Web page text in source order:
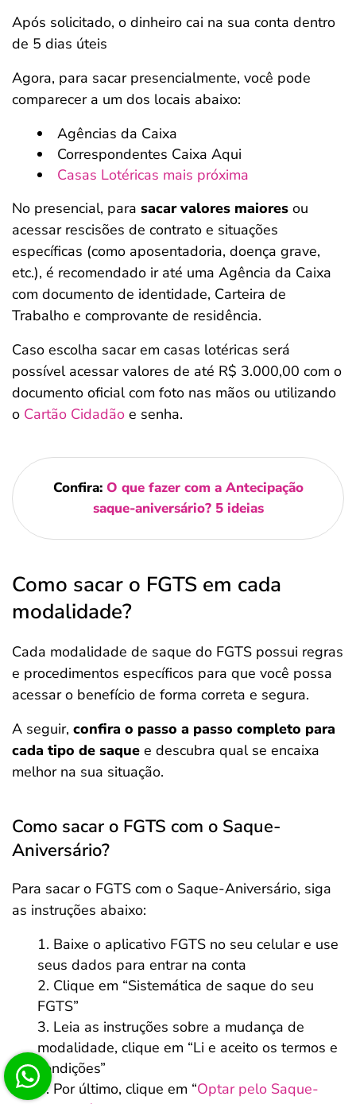
Após solicitado, o dinheiro cai na sua conta dentro
de 5 dias úteis
Agora, para sacar presencialmente, você pode
comparecer a um dos locais abaixo:
Agências da Caixa
Correspondentes Caixa Aqui
Casas Lotéricas mais próxima
No presencial, para sacar valores maiores ou
acessar rescisões de contrato e situações
específicas (como aposentadoria, doença grave,
etc.), é recomendado ir até uma Agência da Caixa
com documento de identidade, Carteira de
Trabalho e comprovante de residência.
Caso escolha sacar em casas lotéricas será
possível acessar valores de até R$ 3.000,00 com o
documento oficial com foto nas mãos ou utilizando
o Cartão Cidadão e senha.
Confira: O que fazer com a Antecipação
saque-aniversário? 5 ideias
Como sacar o FGTS em cada
modalidade?
Cada modalidade de saque do FGTS possui regras
e procedimentos específicos para que você possa
acessar o benefício de forma correta e segura.
A seguir, confira o passo a passo completo para
cada tipo de saque e descubra qual se encaixa
melhor na sua situação.
Como sacar o FGTS com o Saque-
Aniversário?
Para sacar o FGTS com o Saque-Aniversário, siga
as instruções abaixo:
Baixe o aplicativo FGTS no seu celular e use
seus dados para entrar na conta
Clique em “Sistemática de saque do seu
FGTS”
Leia as instruções sobre a mudança de
modalidade, clique em “Li e aceito os termos e
condições”
Por último, clique em “Optar pelo Saque-